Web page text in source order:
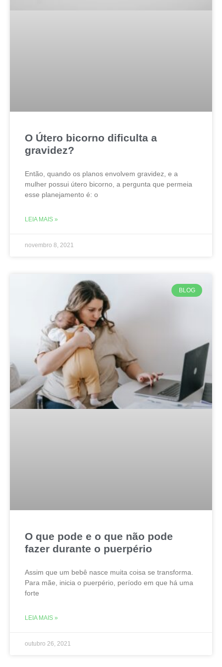
O Útero bicorno dificulta a
gravidez?
Então, quando os planos envolvem gravidez, e a
mulher possui útero bicorno, a pergunta que permeia
esse planejamento é: o
LEIA MAIS »
novembro 8, 2021
BLOG
O que pode e o que não pode
fazer durante o puerpério
Assim que um bebê nasce muita coisa se transforma.
Para mãe, inicia o puerpério, período em que há uma
forte
LEIA MAIS »
outubro 26, 2021